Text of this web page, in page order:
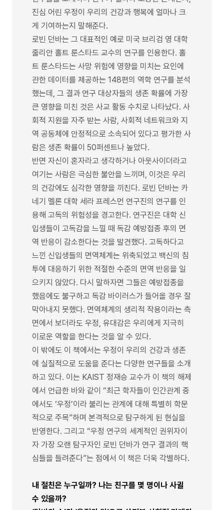
진심 어린 우정이 우리의 건강과 행복에 얼마나 크
게 기여하는지 말해준다.
로빈 던바는 그 대표적인 예로 미국 브리검 영 대학
줄리안 홀트 룬스타드 교수의 연구를 인용한다. 홀
트 룬스타드는 사망 위험에 영향을 미치는 요인에
관한 데이터를 제공하는 148편의 역학 연구를 분석
했는데, 그 결과 연구 대상자들의 생존 확률에 가장
큰 영향을 미친 것은 사교 활동 수치로 나타났다. 사
회적 지원을 자주 받는 사람, 사회적 네트워크와 지
역 공동체에 안정적으로 소속되어 있다고 평가한 사
람은 생존 확률이 50퍼센트나 높았다.
반면 자신이 혼자라고 생각하거나 아웃사이더라고
여기는 사람은 극심한 불안을 느끼며, 이것은 우리
의 건강에도 심각한 영향을 끼친다. 로빈 던바는 카
네기 멜론 대학 세라 프레스먼 연구진의 연구를 인
용해 고독의 위험성을 경고한다. 연구진은 대학 신
입생들이 고독감을 느낄 때 독감 예방접종 후의 면
역 반응이 감소한다는 것을 발견했다. 고독하다고
느낀 신입생들의 면역체계는 위축되었고 백신의 침
투에 대응하기 위한 적절한 수준의 면역 반응을 일
으키지 않았다. 다시 말하자면 그들은 예방접종을
했음에도 불구하고 독감 바이러스가 들어올 경우 잘
막아내지 못했다. 면역체계의 생리적 작용이라는 측
면에서 보더라도 우정, 유대감은 우리에게 지극히
이로운 역할을 한다는 것을 알 수 있다.
이 밖에도 이 책에서는 우정이 우리의 건강과 생존
에 실질적으로 도움을 준다는 다양한 연구들을 소개
하고 있다. 이는 KAIST 정재승 교수가 이 책의 해제
에서 언급한 바와 같이 “최근 학자들이 인간관계 중
에서도 ‘우정’이라 불리는 관계에 대해 특별히 학문
적으로 주목”하며 본격적으로 탐구하게 된 현실을
반영한다. 그리고 “우정 연구의 세계적인 권위자이
자 가장 오랜 탐구자인 로빈 던바가 연구 결과의 핵
심들을 들려준다”는 점에서 이 책은 더욱 각별하다.
내 절친은 누구일까? 나는 친구를 몇 명이나 사귈
수 있을까?